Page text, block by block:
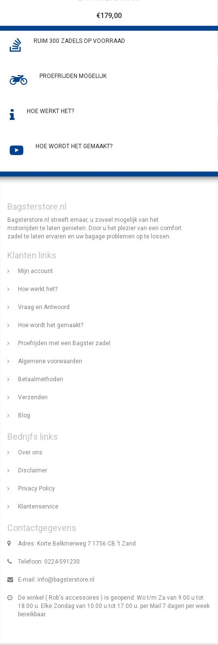
€179,00
RUIM 300 ZADELS OP VOORRAAD
PROEFRIJDEN MOGELIJK
HOE WERKT HET?
HOE WORDT HET GEMAAKT?
Bagsterstore.nl
Bagsterstore.nl streeft ernaar, u zoveel mogelijk van het
motorrijden te laten genieten. Door u het plezier van een comfort
zadel te laten ervaren en uw bagage problemen op te lossen.
Klanten links
Mijn account
Hoe werkt het?
Vraag en Antwoord
Hoe wordt het gemaakt?
Proefrijden met een Bagster zadel
Algemene voorwaarden
Betaalmethoden
Verzenden
Blog
Bedrijfs links
Over ons
Disclaimer
Privacy Policy
Klantenservice
Contactgegevens
Adres: Korte Belkmerweg 7 1756 CB 't Zand
Telefoon: 0224-591230
E-mail: info@bagsterstore.nl
De winkel ( Rob's accessoires ) is geopend: Wo t/m Za van 9.00 u tot
18.00 u. Elke Zondag van 10.00 u tot 17.00 u. per Mail 7 dagen per week
bereikbaar.